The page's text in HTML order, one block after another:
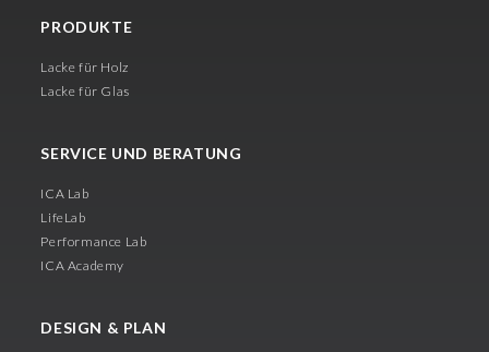
PRODUKTE
Lacke für Holz
Lacke für Glas
SERVICE UND BERATUNG
ICA Lab
LifeLab
Performance Lab
ICA Academy
DESIGN & PLAN